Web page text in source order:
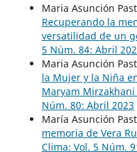
Maria Asunción
Recuperando la
versatilidad de un
5 Núm. 84: Abril
Maria Asunción
la Mujer y la Niña
Maryam Mirzakhani
Núm. 80: Abril 2023
María Asunción
memoria de Vera
Clima: Vol. 5 Núm.